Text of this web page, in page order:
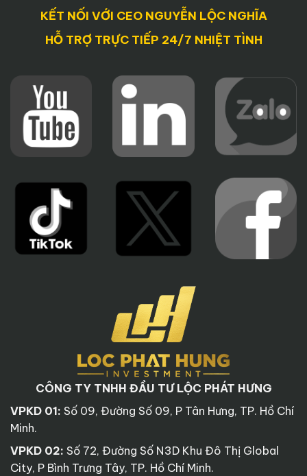
KẾT NỐI VỚI CEO NGUYỄN LỘC NGHĨA
HỖ TRỢ TRỰC TIẾP 24/7 NHIỆT TÌNH
CÔNG TY TNHH ĐẦU TƯ LỘC PHÁT HƯNG
VPKD 01: Số 09, Đường Số 09, P Tân Hưng, TP. Hồ Chí
Minh.
VPKD 02: Số 72, Đường Số N3D Khu Đô Thị Global
City, P Bình Trưng Tây, TP. Hồ Chí Minh.